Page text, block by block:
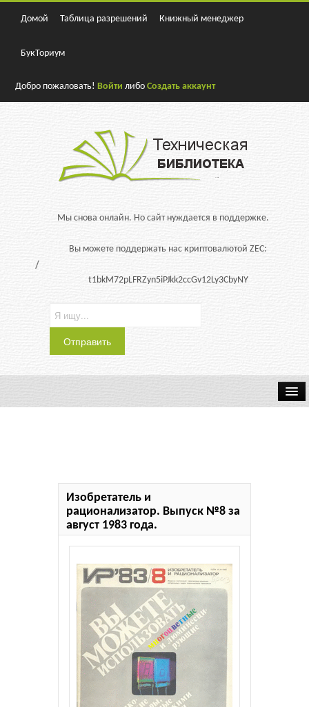
Домой Таблица разрешений Книжный менеджер
БукТориум
Добро пожаловать!Войти либоСоздать аккаунт
Мы снова онлайн. Но сайт нуждается в поддержке.
Вы можете поддержать нас криптовалютой ZEC:
t1bkM72pLFRZyn5iPJkk2ccGv12Ly3CbyNY
Изобретатель и
рационализатор. Выпуск №8 за
август 1983 года.